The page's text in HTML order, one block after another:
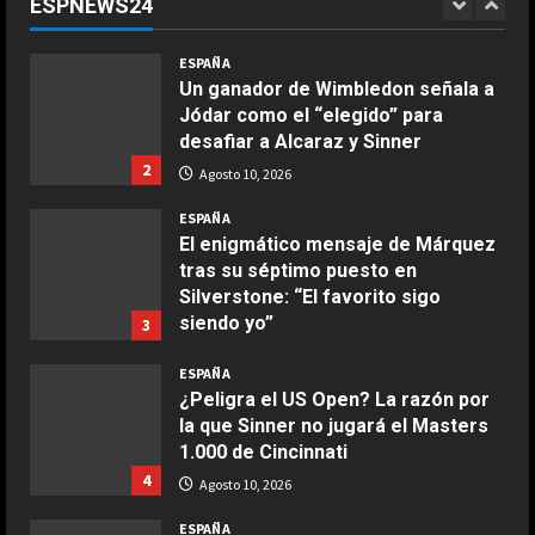
ESPNEWS24
1
2
ESPAÑA
Un ganador de Wimbledon señala a
Jódar como el “elegido” para
desafiar a Alcaraz y Sinner
Agosto 10, 2026
3
ESPAÑA
El enigmático mensaje de Márquez
tras su séptimo puesto en
Silverstone: “El favorito sigo
siendo yo”
4
ESPAÑA
¿Peligra el US Open? La razón por
la que Sinner no jugará el Masters
1.000 de Cincinnati
Agosto 10, 2026
ESPAÑA
Ensalada de espinacas deliciosa
Maggio 28, 2026
COCINA
Boquerones fritos en freidora de
aire
Aprile 24, 2026
Buñuelos de alcachofas
Aprile 5, 2026